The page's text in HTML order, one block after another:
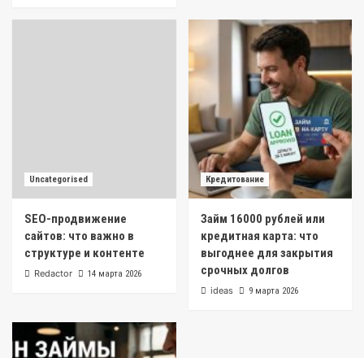
Uncategorised
SEO-продвижение
сайтов: что важно в
структуре и контенте
Redactor 14 марта 2026
Кредитование
Займ 16000 рублей или
кредитная карта: что
выгоднее для закрытия
срочных долгов
ideas 9 марта 2026